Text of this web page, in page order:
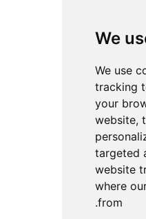
We
We use
tracking
your
website,
targeted
website
where
from.